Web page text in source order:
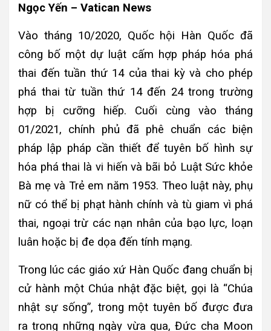
Ngọc Yến – Vatican News
Vào tháng 10/2020, Quốc hội Hàn Quốc đã
công bố một dự luật cấm hợp pháp hóa phá
thai đến tuần thứ 14 của thai kỳ và cho phép
phá thai từ tuần thứ 14 đến 24 trong trường
hợp bị cưỡng hiếp. Cuối cùng vào tháng
01/2021, chính phủ đã phê chuẩn các biện
pháp lập pháp cần thiết để tuyên bố hình sự
hóa phá thai là vi hiến và bãi bỏ Luật Sức khỏe
Bà mẹ và Trẻ em năm 1953. Theo luật này, phụ
nữ có thể bị phạt hành chính và tù giam vì phá
thai, ngoại trừ các nạn nhân của bạo lực, loạn
luân hoặc bị đe dọa đến tính mạng.
Trong lúc các giáo xứ Hàn Quốc đang chuẩn bị
cử hành một Chúa nhật đặc biệt, gọi là “Chúa
nhật sự sống”, trong một tuyên bố được đưa
ra trong những ngày vừa qua, Đức cha Moon